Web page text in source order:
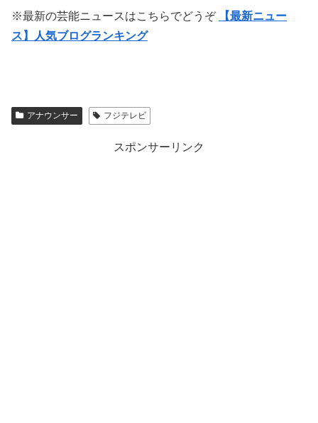
※最新の芸能ニュースはこちらでどうぞ
【最新ニュー
ス】人気ブログランキング
アナウンサー フジテレビ
スポンサーリンク